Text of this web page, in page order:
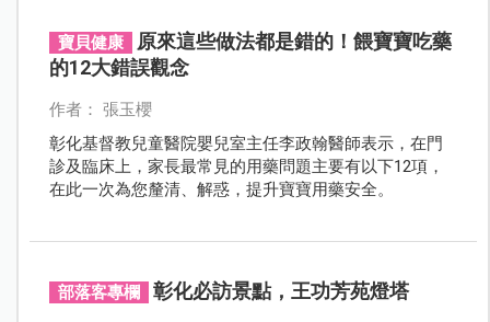
寶貝健康
原來這些做法都是錯的！餵寶寶吃藥
的12大錯誤觀念
作者： 張玉櫻
彰化基督教兒童醫院嬰兒室主任李政翰醫師表示，在門
診及臨床上，家長最常見的用藥問題主要有以下12項，
在此一次為您釐清、解惑，提升寶寶用藥安全。
部落客專欄 彰化必訪景點，王功芳苑燈塔